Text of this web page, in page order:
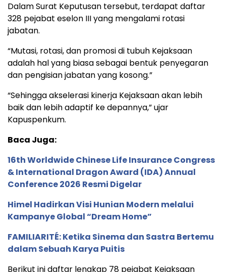
Dalam Surat Keputusan tersebut, terdapat daftar
328 pejabat eselon III yang mengalami rotasi
jabatan.
“Mutasi, rotasi, dan promosi di tubuh Kejaksaan
adalah hal yang biasa sebagai bentuk penyegaran
dan pengisian jabatan yang kosong.”
“Sehingga akselerasi kinerja Kejaksaan akan lebih
baik dan lebih adaptif ke depannya,” ujar
Kapuspenkum.
Baca Juga:
16th Worldwide Chinese Life Insurance Congress
& International Dragon Award (IDA) Annual
Conference 2026 Resmi Digelar
Himel Hadirkan Visi Hunian Modern melalui
Kampanye Global “Dream Home”
FAMILIARITÉ: Ketika Sinema dan Sastra Bertemu
dalam Sebuah Karya Puitis
Berikut ini daftar lengkap 78 pejabat Kejaksaan